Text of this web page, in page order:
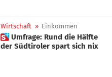
Wirtschaft » Einkommen
 Umfrage: Rund die Hälfte
der Südtiroler spart sich nix